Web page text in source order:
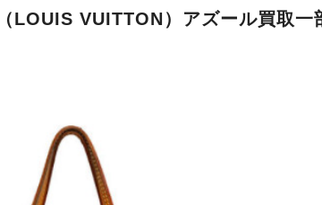
LOUIS VUITTON）アズール買取一